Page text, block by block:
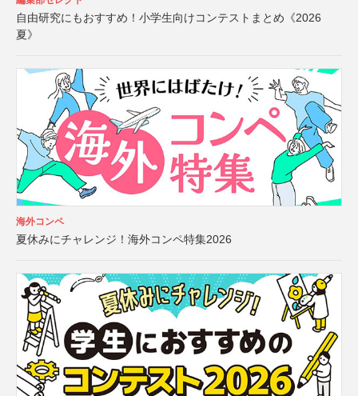
自由研究にもおすすめ！小学生向けコンテストまとめ《2026
夏》
海外コンペ
夏休みにチャレンジ！海外コンペ特集2026